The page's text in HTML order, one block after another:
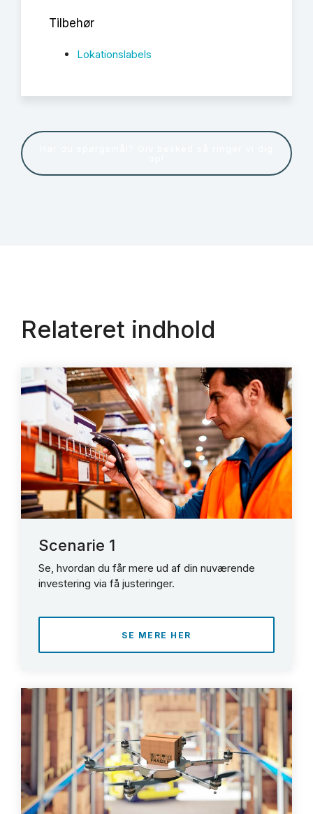
Tilbehør
Lokationslabels
Relateret indhold
Scenarie 1
Se, hvordan du får mere ud af din nuværende
investering via få justeringer.
SE MERE HER